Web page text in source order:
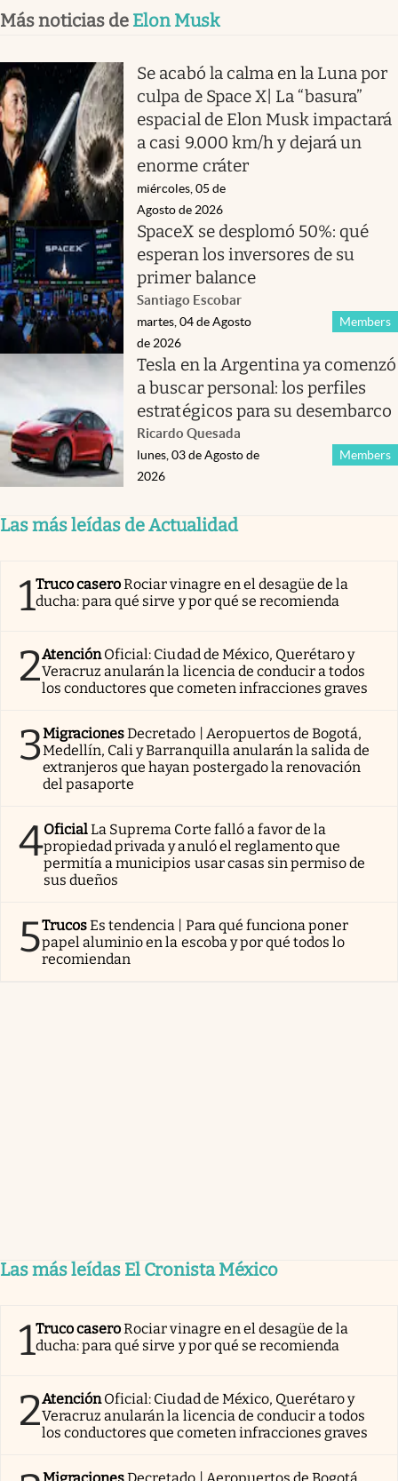
Más noticias de Elon Musk
Se acabó la calma en la Luna por
culpa de Space X| La “basura”
espacial de Elon Musk impactará
a casi 9.000 km/h y dejará un
enorme cráter
miércoles, 05 de
Agosto de 2026
SpaceX se desplomó 50%: qué
esperan los inversores de su
primer balance
Santiago Escobar
Members
martes, 04 de Agosto
de 2026
Tesla en la Argentina ya comenzó
a buscar personal: los perfiles
estratégicos para su desembarco
Ricardo Quesada
Members
lunes, 03 de Agosto de
2026
Las más leídas de Actualidad
1Truco caseroRociar vinagre en el desagüe de la
ducha: para qué sirve y por qué se recomienda
2AtenciónOficial: Ciudad de México, Querétaro y
Veracruz anularán la licencia de conducir a todos
los conductores que cometen infracciones graves
3MigracionesDecretado | Aeropuertos de Bogotá,
Medellín, Cali y Barranquilla anularán la salida de
extranjeros que hayan postergado la renovación
del pasaporte
4OficialLa Suprema Corte falló a favor de la
propiedad privada y anuló el reglamento que
permitía a municipios usar casas sin permiso de
sus dueños
5TrucosEs tendencia | Para qué funciona poner
papel aluminio en la escoba y por qué todos lo
recomiendan
Las más leídas El Cronista México
1Truco caseroRociar vinagre en el desagüe de la
ducha: para qué sirve y por qué se recomienda
2AtenciónOficial: Ciudad de México, Querétaro y
Veracruz anularán la licencia de conducir a todos
los conductores que cometen infracciones graves